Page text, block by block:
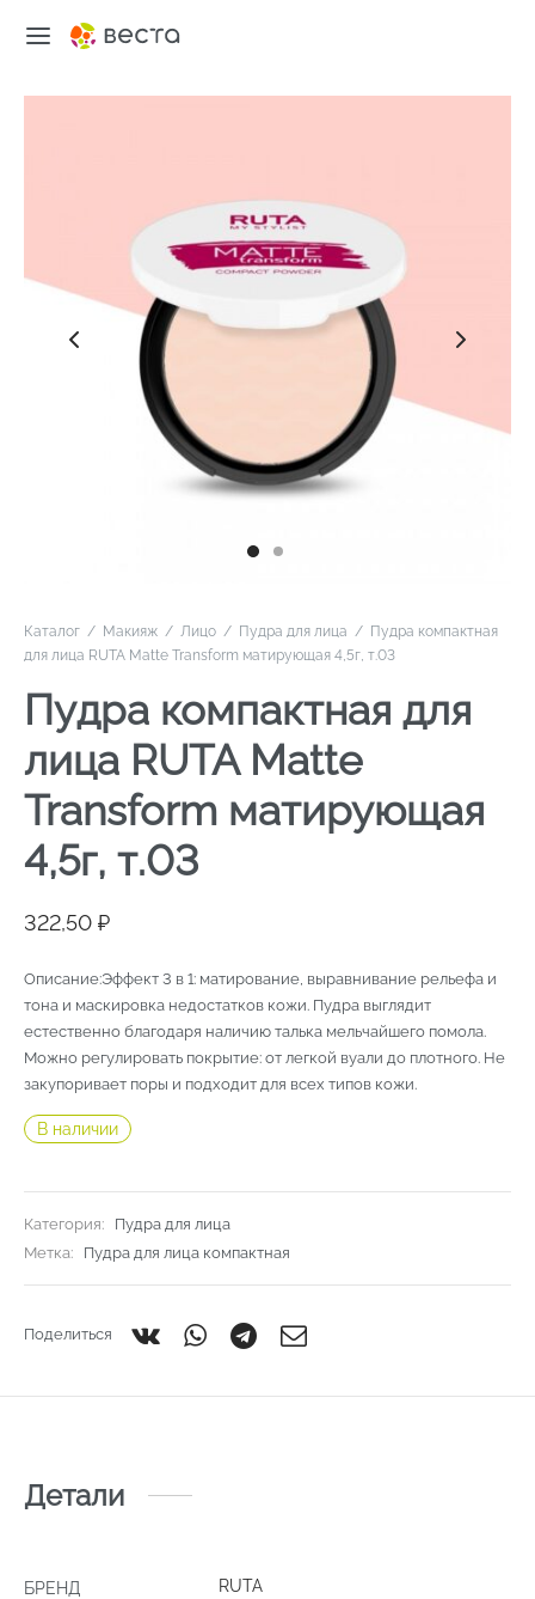
Каталог / Макияж / Лицо / Пудра для лица / Пудра компактная
для лица RUTA Matte Transform матирующая 4,5г, т.03
Пудра компактная для
лица RUTA Matte
Transform матирующая
4,5г, т.03
322,50 ₽
Описание:Эффект 3 в 1: матирование, выравнивание рельефа и
тона и маскировка недостатков кожи. Пудра выглядит
естественно благодаря наличию талька мельчайшего помола.
Можно регулировать покрытие: от легкой вуали до плотного. Не
закупоривает поры и подходит для всех типов кожи.
В наличии
Категория:
Пудра для лица
Метка:
Пудра для лица компактная
Поделиться
Детали
БРЕНД RUTA